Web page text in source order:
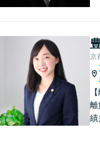
ン
京
離
績